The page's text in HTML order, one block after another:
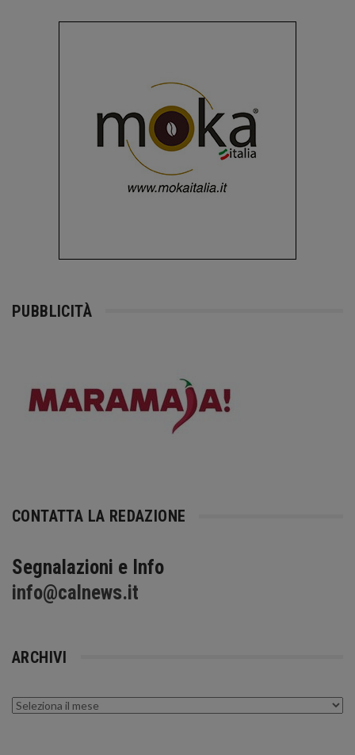
PUBBLICITÀ
CONTATTA LA REDAZIONE
Segnalazioni e Info
info@calnews.it
ARCHIVI
Archivi